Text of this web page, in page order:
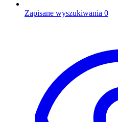
Zapisane wyszukiwania 0